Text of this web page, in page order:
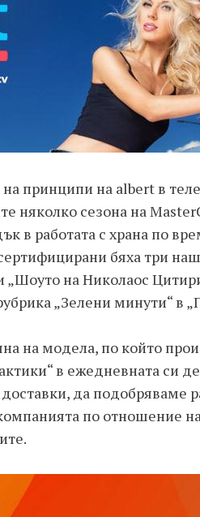
принципи на albert в
няколко сезона на
в работата с храна по
бяха три
„Шоуто на Николаос
„Зелени минути“ в
на модела, по който
в ежедневната си
да подобряваме
по отношение